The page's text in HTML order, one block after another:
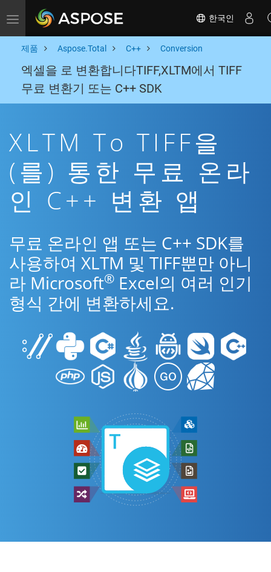
Toggle navigation 한국인
제품 Aspose.Total C++ Conversion
엑셀을 로 변환합니다TIFF,XLTM에서 TIFF
무료 변환기 또는 C++ SDK
XLTM To TIFF을
(를) 통한 무료 온라
인 C++ 변환 앱
무료 온라인 앱 또는 C++ SDK를
사용하여 XLTM 및 TIFF뿐만 아니
라 Microsoft® Excel의 여러 인기
형식 간에 변환하세요.